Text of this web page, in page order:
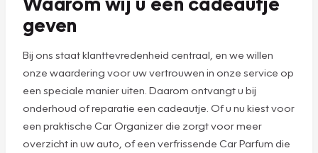
geven
Bij ons staat klanttevredenheid centraal, en we willen
onze waardering voor uw vertrouwen in onze service op
een speciale manier uiten. Daarom ontvangt u bij
onderhoud of reparatie een cadeautje. Of u nu kiest voor
een praktische Car Organizer die zorgt voor meer
overzicht in uw auto, of een verfrissende Car Parfum die